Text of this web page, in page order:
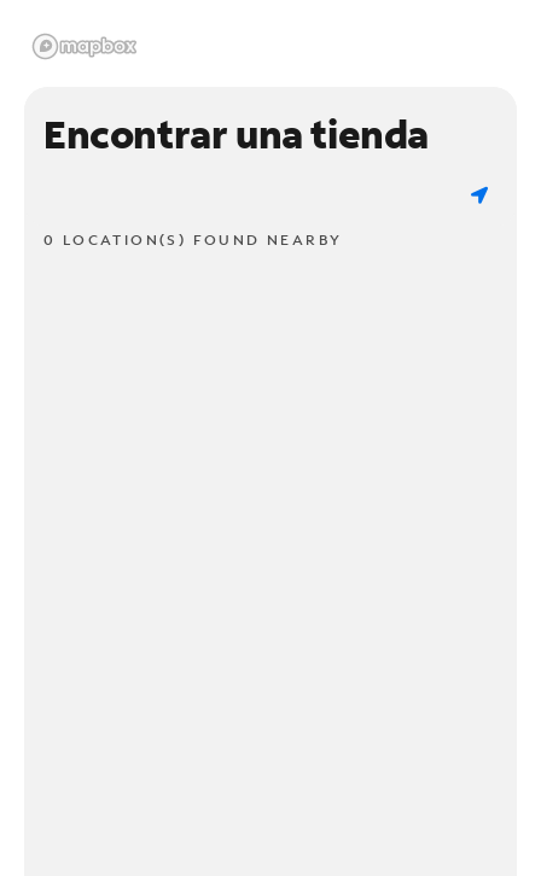
Encontrar una tienda
0 LOCATION(S) FOUND NEARBY